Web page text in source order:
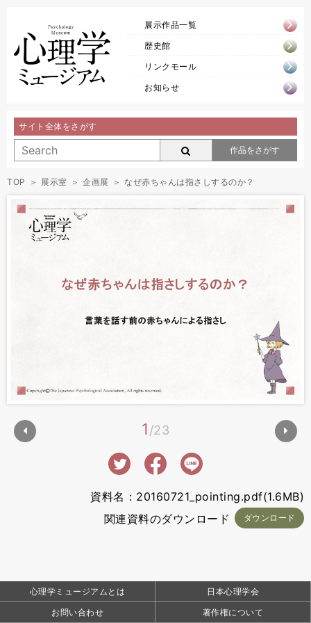
展示作品一覧
歴史館
リンクモール
お知らせ
サイト全体をさがす
作品をさがす
TOP 展示室 企画展 なぜ赤ちゃんは指さしするのか？
1 23
資料名：20160721_pointing.pdf(1.6MB)
関連資料のダウンロード
ダウンロード
心理学ミュージアムとは
日本心理学会
お問い合わせ
著作権について